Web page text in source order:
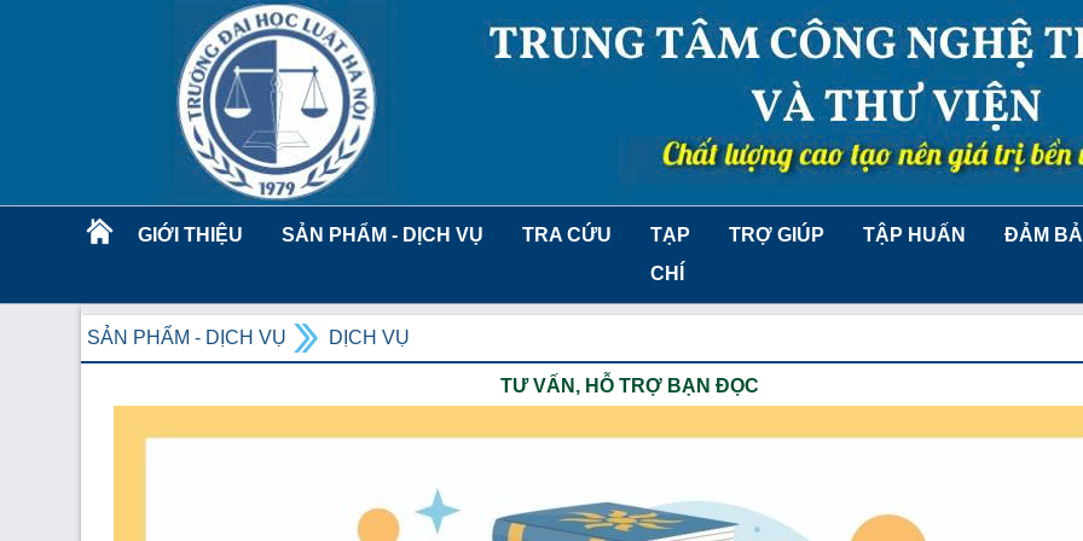
GIỚI THIỆU SẢN PHẨM - DỊCH VỤ TRA CỨU
TẠP
CHÍ
TRỢ GIÚP TẬP HUẤN ĐẢM
SẢN PHẨM - DỊCH VỤ DỊCH VỤ
TƯ VẤN, HỖ TRỢ BẠN ĐỌC